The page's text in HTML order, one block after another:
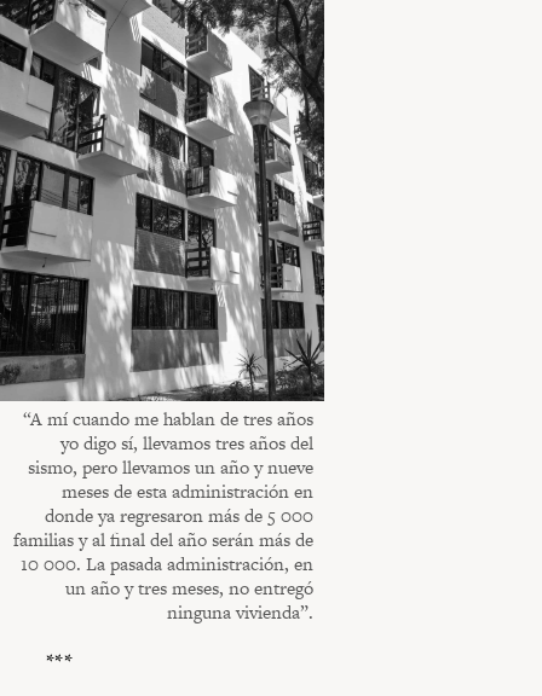
“A mí cuando me hablan de tres años
yo digo sí, llevamos tres años del
sismo, pero llevamos un año y nueve
meses de esta administración en
donde ya regresaron más de 5 000
familias y al final del año serán más de
10 000. La pasada administración, en
un año y tres meses, no entregó
ninguna vivienda”.
***